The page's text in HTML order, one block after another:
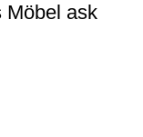
Möbel ask